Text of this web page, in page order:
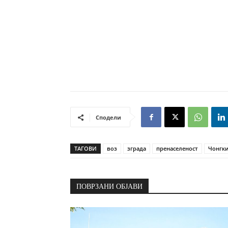
Сподели
ТАГОВИ воз зграда пренаселеност
ПОВРЗАНИ ОБЈАВИ